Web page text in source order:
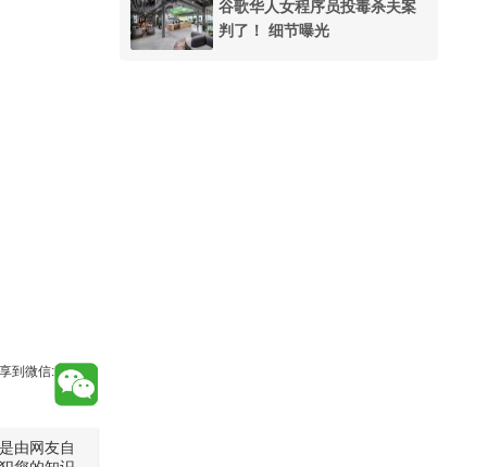
到微信:
由网友自
谷歌华人女程序员投毒杀夫案
判了！ 细节曝光